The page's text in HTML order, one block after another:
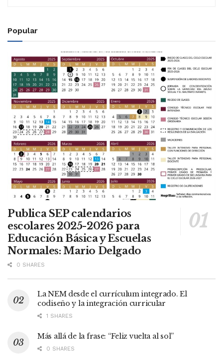
Popular
Publica SEP calendarios
escolares 2025-2026 para
Educación Básica y Escuelas
Normales: Mario Delgado
0 SHARES
La NEM desde el currículum integrado. El
codiseño y la integración curricular
1 SHARES
Más allá de la frase: “Feliz vuelta al sol”
0 SHARES